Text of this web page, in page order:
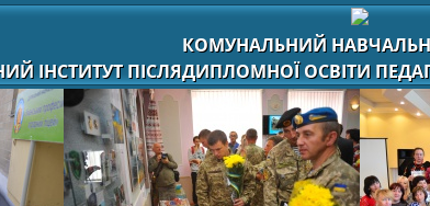
КОМУНАЛЬНИЙ
ІНСТИТУТ ПІСЛЯДИПЛОМНОЇ ОСВІТИ